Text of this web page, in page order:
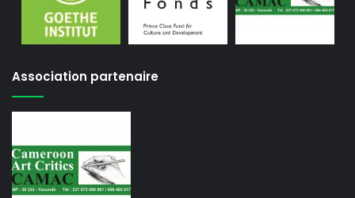
Association partenaire